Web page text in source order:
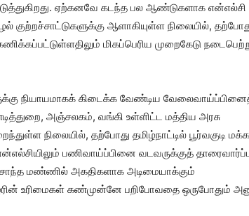
ஏற்கனவே கடந்த பல ஆண்டுகளாக என்‌எல்‌சி
குற்றச்சாட்டுகளுக்கு ஆளாகியுள்ள நிலையில்,
மிகப்பெரிய முறைகேடு
நியாயமாகக் கிடைக்க வேண்டிய
அஞ்சலகம், வங்கி உள்ளிட்ட மத்திய அரசு
நிலையில், தற்போது தமிழ்நாட்டில் பூர்வகுடி
பணிவாய்ப்பினை வடவருக்குத்
மண்ணில் அகதிகளாக அடிமையாக்கும்
உரிமைகள் கண்முன்னே பறிபோவதை ஒருபோதும்